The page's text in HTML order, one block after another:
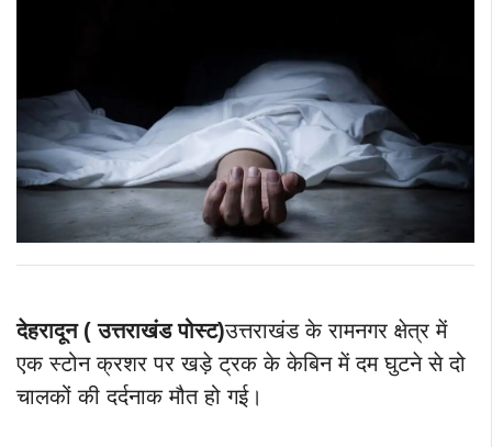
देहरादून ( उत्तराखंड पोस्ट)उत्तराखंड के रामनगर क्षेत्र में
एक स्टोन क्रशर पर खड़े ट्रक के केबिन में दम घुटने से दो
चालकों की दर्दनाक मौत हो गई।